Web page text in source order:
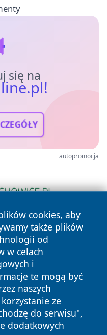
się na
autopromocja
cookies, aby
także plików
od
w celach
i
te mogą być
naszych
ze
do serwisu",
dodatkowych
prawa
Polityka